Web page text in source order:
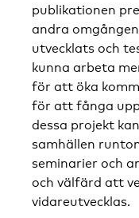
publikationen
andra
utvecklats och
kunna arbeta
för att öka
för att fånga
dessa projekt
samhällen
seminarier och
och välfärd att
vidareutvecklas.